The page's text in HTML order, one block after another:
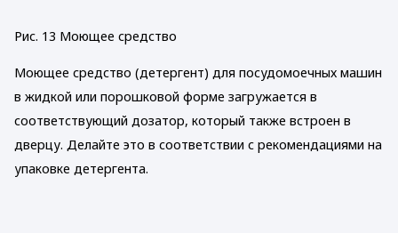
Рис. 13 Моющее средство
Моющее средство (детергент) для посудомоечных машин
в жидкой или порошковой форме загружается в
соответствующий дозатор, который также встроен в
дверцу. Делайте это в соответствии с рекомендациями на
упаковке детергента.